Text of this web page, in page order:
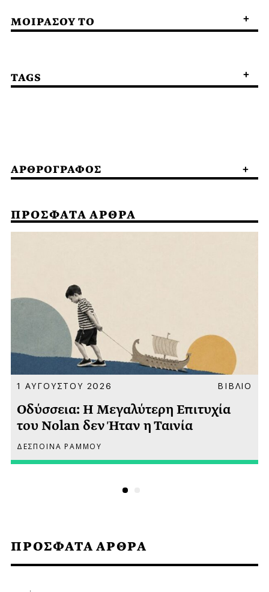
ΠΡΟΣΦΑΤΑ ΑΡΘΡΑ
ΜΟΙΡΑΣΟΥ ΤΟ
TAGS
ΑΡΘΡΟΓΡΑΦΟΣ
ΠΡΟΣΦΑΤΑ ΑΡΘΡΑ
1 ΑΥΓΟΥΣΤΟΥ 2026 ΒΙΒΛΙΟ
Οδύσσεια: Η Μεγαλύτερη Επιτυχία
του Nolan δεν Ήταν η Ταινία
ΔΕΣΠΟΙΝΑ ΡΑΜΜΟΥ